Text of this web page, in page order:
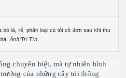
bỏ lá, rễ, phân loại củ tỏi cô đơn sau khi thu
Ảnh:Trí Tín.
chuyên biệt, mà tự nhiên hình
của những cây tỏi thông